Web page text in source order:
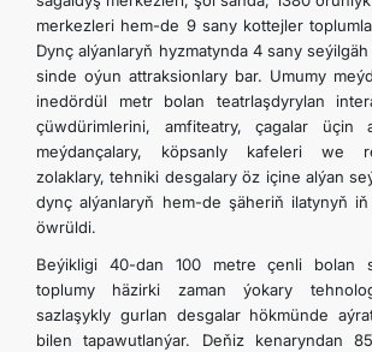
merkezleri hem-de 9 sany kottejler
Dynç alýanlaryň hyzmatynda 4 sany
sinde oýun attraksionlary bar. Umumy
inedördül metr bolan teatrlaşdyrylan
çüwdürimlerini, amfiteatry, çagalar üçin
meýdançalary, köpsanly kafeleri we
zolaklary, tehniki desgalary öz içine alýan
dynç alýanlaryň hem-de şäheriň ilatynyň
öwrüldi.
Beýikligi 40-dan 100 metre çenli bolan
toplumy häzirki zaman ýokary
sazlaşykly gurlan desgalar hökmünde
bilen tapawutlanýar. Deňiz kenaryndan